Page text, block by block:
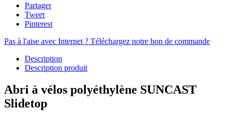
Partager
Tweet
Pinterest
Pas à l'aise avec Internet ? Téléchargez notre bon de commande
Description
Description produit
Abri à vélos polyéthylène SUNCAST
Slidetop